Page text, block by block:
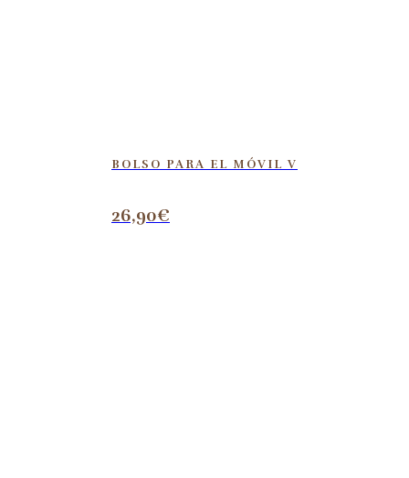
BOLSO PARA EL MÓVIL V
26,90€